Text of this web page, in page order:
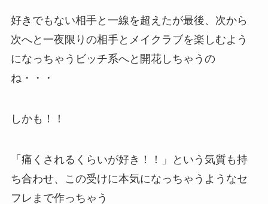
好きでもない相手と一線を超えたが最後、次から
次へと一夜限りの相手とメイクラブを楽しむよう
になっちゃうビッチ系へと開花しちゃうの
ね・・・
しかも！！
「痛くされるくらいが好き！！」という気質も持
ち合わせ、この受けに本気になっちゃうようなセ
フレまで作っちゃう